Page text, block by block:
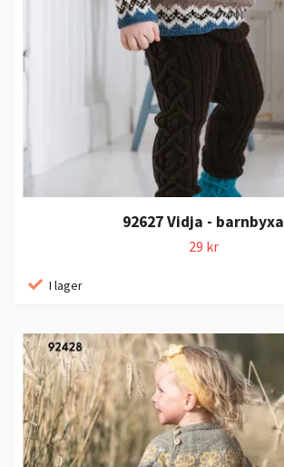
92627 Vidja - barnbyxa
29 kr
I lager